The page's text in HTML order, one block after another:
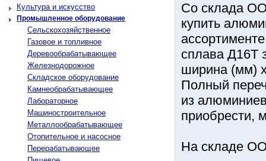
Культура и искусство
Промышленное оборудование
Сельскохозяйственное
Газовое и топливное
Деревообрабатывающее
Железнодорожное
Складское оборудование
Камнеобрабатывающее
Лабораторное
Машиностроительное
Металлообрабатывающее
Отопительное и насосное
Перерабатывающее
Со склада
купить
сплава Д16Т
ширина (мм)
Полный
из
приобрести,
На складе